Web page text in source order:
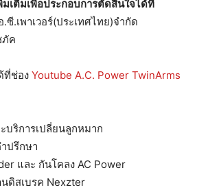
มเติมเพื่อประกอบการตัดสินใจได้ที่
.เพาเวอร์(ประเทศไทย)จำกัด
ค
ที่ช่อง Youtube A.C. Power TwinArms
บริการเปลี่ยนลูกหมาก
ำปรึกษา
และ กันโคลง AC Power
นดิสเบรค Nexzter